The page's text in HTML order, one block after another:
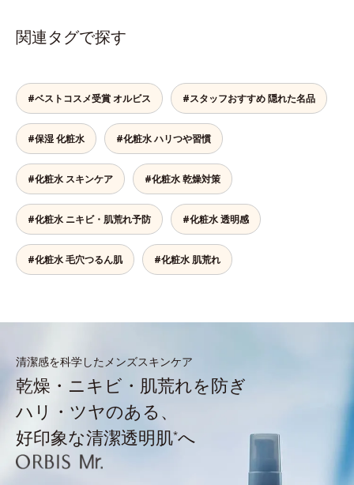
関連タグで探す
#ベストコスメ受賞 オルビス #スタッフおすすめ 隠れた名品
#保湿 化粧水 #化粧水 ハリつや習慣
#化粧水 スキンケア #化粧水 乾燥対策
#化粧水 ニキビ・肌荒れ予防 #化粧水 透明感
#化粧水 毛穴つるん肌 #化粧水 肌荒れ
清潔感を科学したメンズスキンケア
乾燥・ニキビ・肌荒れを防ぎ
ハリ・ツヤのある、
好印象な清潔透明肌*へ